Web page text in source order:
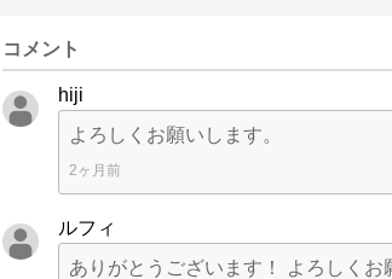
コメント
hiji
よろしくお願いします。
2ヶ月前
ルフィ
ありがとうございます！ よろしくお